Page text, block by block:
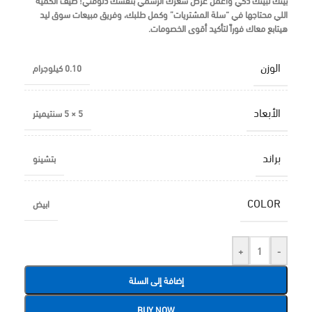
اللي محتاجها في “سلة المشتريات” وكمل طلبك، وفريق مبيعات سوق ليد
هيتابع معاك فوراً لتأكيد أقوى الخصومات.
الوزن 0.10 كيلوجرام
الأبعاد 5 × 5 سنتيميتر
براند بتشينو
COLOR ابيض
-
+
إضافة إلى السلة